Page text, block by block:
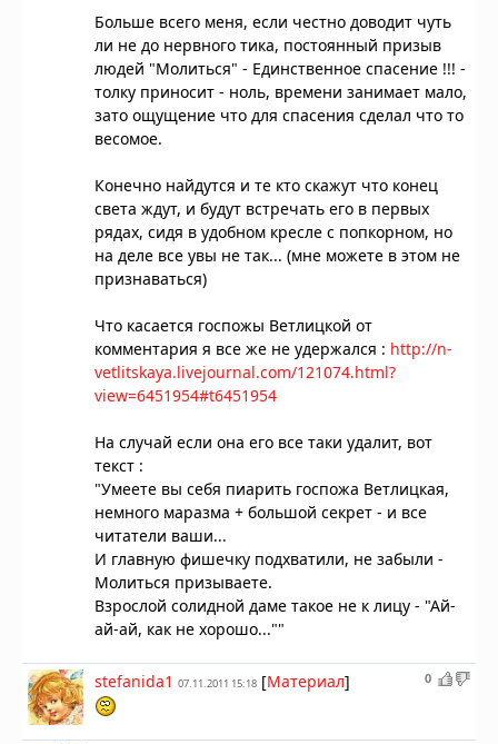
Больше всего меня, если честно доводит чуть
ли не до нервного тика, постоянный призыв
людей "Молиться" - Единственное спасение !!! -
толку приносит - ноль, времени занимает мало,
зато ощущение что для спасения сделал что то
весомое.
Конечно найдутся и те кто скажут что конец
света ждут, и будут встречать его в первых
рядах, сидя в удобном кресле с попкорном, но
на деле все увы не так... (мне можете в этом не
признаваться)
Что касается госпожы Ветлицкой от
комментария я все же не удержался : http://n-
vetlitskaya.livejournal.com/121074.html?
view=6451954#t6451954
На случай если она его все таки удалит, вот
текст :
"Умеете вы себя пиарить госпожа Ветлицкая,
немного маразма + большой секрет - и все
читатели ваши...
И главную фишечку подхватили, не забыли -
Молиться призываете.
Взрослой солидной даме такое не к лицу - "Ай-
ай-ай, как не хорошо...""
0
stefanida1 07.11.2011 15:18 [Материал]